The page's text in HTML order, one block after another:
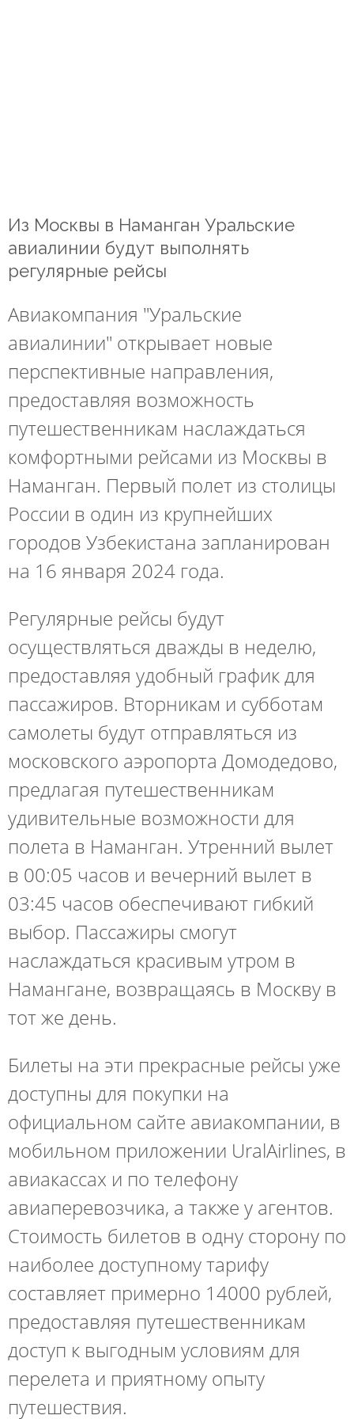
Из Москвы в Наманган Уральские
авиалинии будут выполнять
регулярные рейсы
Авиакомпания "Уральские
авиалинии" открывает новые
перспективные направления,
предоставляя возможность
путешественникам наслаждаться
комфортными рейсами из Москвы в
Наманган. Первый полет из столицы
России в один из крупнейших
городов Узбекистана запланирован
на 16 января 2024 года.
Регулярные рейсы будут
осуществляться дважды в неделю,
предоставляя удобный график для
пассажиров. Вторникам и субботам
самолеты будут отправляться из
московского аэропорта Домодедово,
предлагая путешественникам
удивительные возможности для
полета в Наманган. Утренний вылет
в 00:05 часов и вечерний вылет в
03:45 часов обеспечивают гибкий
выбор. Пассажиры смогут
наслаждаться красивым утром в
Намангане, возвращаясь в Москву в
тот же день.
Билеты на эти прекрасные рейсы уже
доступны для покупки на
официальном сайте авиакомпании, в
мобильном приложении UralAirlines, в
авиакассах и по телефону
авиаперевозчика, а также у агентов.
Стоимость билетов в одну сторону по
наиболее доступному тарифу
составляет примерно 14000 рублей,
предоставляя путешественникам
доступ к выгодным условиям для
перелета и приятному опыту
путешествия.